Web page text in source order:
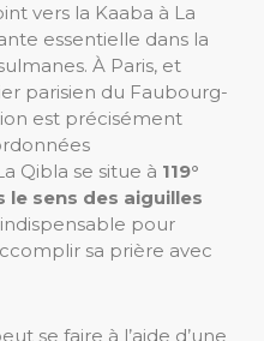
vers la Kaaba à La
essentielle dans la
À Paris, et
parisien du Faubourg-
est précisément
Qibla se situe à 119°
le sens des aiguilles
pour
sa prière avec
se faire à l’aide d’une